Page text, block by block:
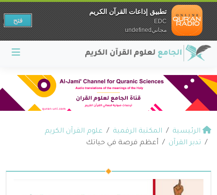
الرئيسية المكتبة الرقمية
علوم القرآن الكريم
تدبر القرآن
أعظم فرصة في حياتك
تطبيق إذاعات القرآن الكريم
EDC
مجانيundefined
فتح